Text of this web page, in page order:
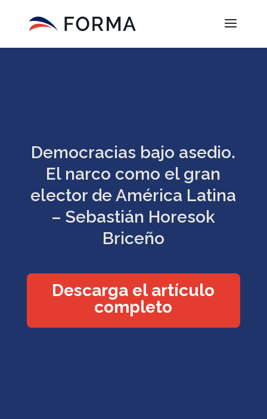
Democracias bajo asedio.
El narco como el gran
elector de América Latina
– Sebastián Horesok
Briceño
Descarga el artículo
completo